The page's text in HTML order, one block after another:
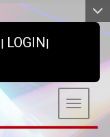
| LOGIN|
Toggle